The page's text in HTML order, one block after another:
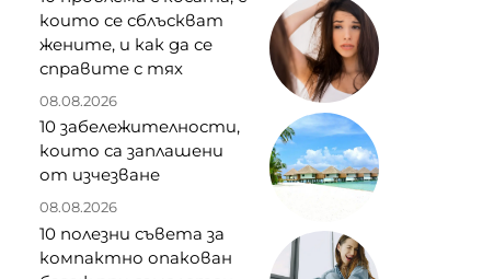
които се сблъскват
жените, и как да се
справите с тях
08.08.2026
10 забележителности,
които са заплашени
от изчезване
08.08.2026
10 полезни съвета за
компактно опакован